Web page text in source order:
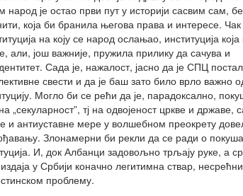
је остао први пут у историји сасвим сам,
која би бранила његова права и интересе.
на коју се народ ослањао, институција која
али, још важније, пружила прилику да сачува и
Сада је, нажалост, јасно да је СПЦ
свести и да је баш зато било врло важно
Могло би се рећи да је, парадоксално,
тј на одвојеност цркве и државе,
и антиуставне мере у волшебном преокрету
Злонамерни би рекли да се ради о
И, док Албанци задовољно трљају руке, а
у Србији коначно легитимна ствар,
проблему.